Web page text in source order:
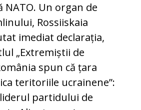
NATO. Un organ de
Rossiiskaia
imediat declarația,
„Extremiștii de
spun că țara
teritoriile ucrainene”:
partidului de